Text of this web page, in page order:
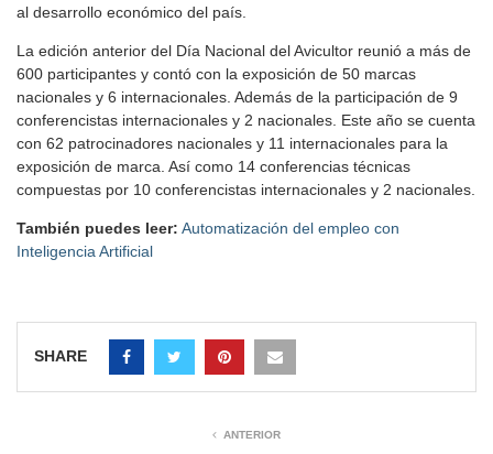
al desarrollo económico del país.
La edición anterior del Día Nacional del Avicultor reunió a más de
600 participantes y contó con la exposición de 50 marcas
nacionales y 6 internacionales. Además de la participación de 9
conferencistas internacionales y 2 nacionales. Este año se cuenta
con 62 patrocinadores nacionales y 11 internacionales para la
exposición de marca. Así como 14 conferencias técnicas
compuestas por 10 conferencistas internacionales y 2 nacionales.
También puedes leer: Automatización del empleo con
Inteligencia Artificial
SHARE
ANTERIOR